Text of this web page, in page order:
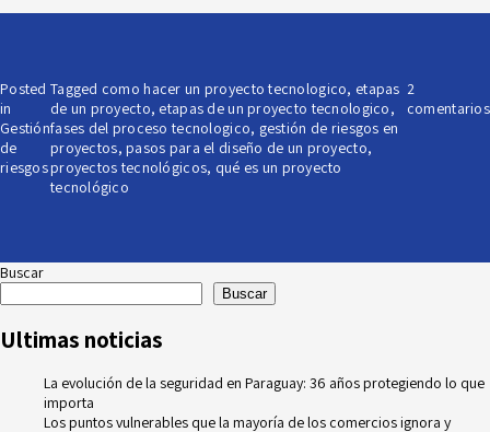
Posted
in
Gestión
de
riesgos
Tagged como hacer un proyecto tecnologico, etapas
de un proyecto, etapas de un proyecto tecnologico,
fases del proceso tecnologico, gestión de riesgos en
proyectos,pasos para el diseño de un proyecto,
proyectos tecnológicos, qué es un proyecto
tecnológico
2
comentarios
Buscar
Buscar
Ultimas noticias
La evolución de la seguridad en Paraguay: 36 años protegiendo lo que
importa
Los puntos vulnerables que la mayoría de los comercios ignora y